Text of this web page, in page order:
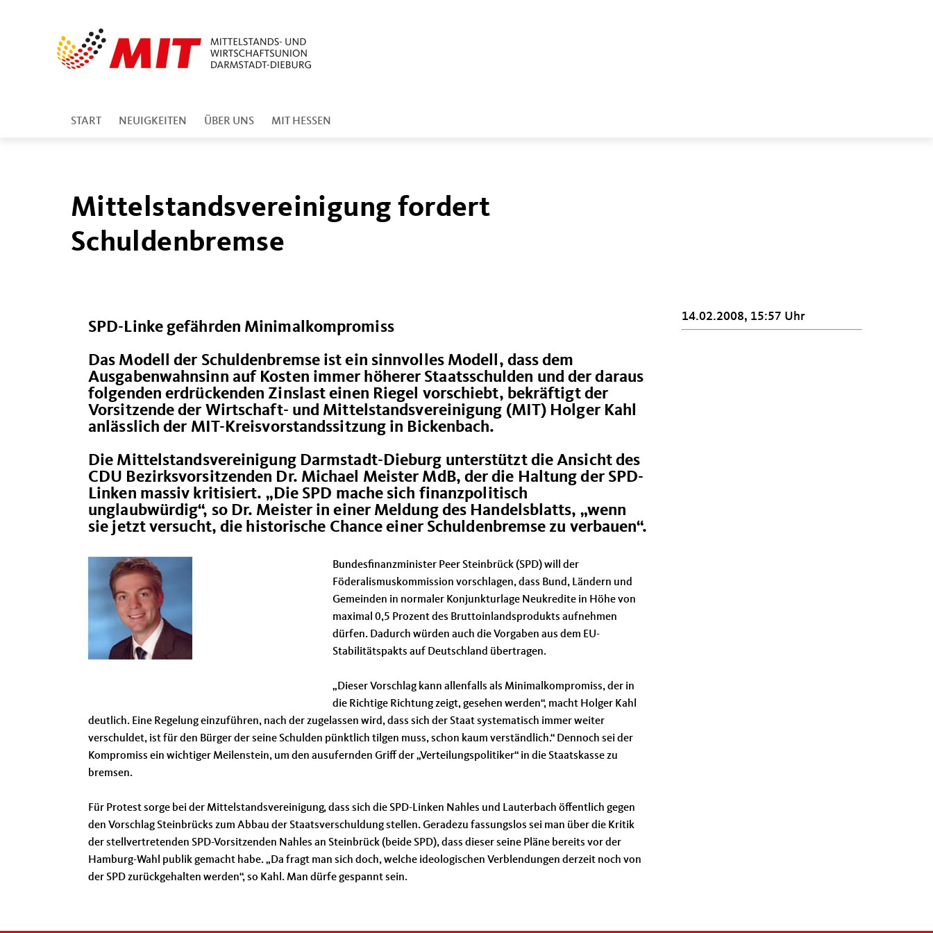
START NEUIGKEITEN ÜBER UNS MIT HESSEN
Mittelstandsvereinigung fordert
Schuldenbremse
SPD-Linke gefährden Minimalkompromiss
Das Modell der Schuldenbremse ist ein sinnvolles Modell, dass dem
Ausgabenwahnsinn auf Kosten immer höherer Staatsschulden und der daraus
folgenden erdrückenden Zinslast einen Riegel vorschiebt, bekräftigt der
Vorsitzende der Wirtschaft- und Mittelstandsvereinigung (MIT) Holger Kahl
anlässlich der MIT-Kreisvorstandssitzung in Bickenbach.
Die Mittelstandsvereinigung Darmstadt-Dieburg unterstützt die Ansicht des
CDU Bezirksvorsitzenden Dr. Michael Meister MdB, der die Haltung der SPD-
Linken massiv kritisiert. „Die SPD mache sich finanzpolitisch
unglaubwürdig“, so Dr. Meister in einer Meldung des Handelsblatts, „wenn
sie jetzt versucht, die historische Chance einer Schuldenbremse zu verbauen“.
Bundesfinanzminister Peer Steinbrück (SPD) will der
Föderalismuskommission vorschlagen, dass Bund, Ländern und
Gemeinden in normaler Konjunkturlage Neukredite in Höhe von
maximal 0,5 Prozent des Bruttoinlandsprodukts aufnehmen
dürfen. Dadurch würden auch die Vorgaben aus dem EU-
Stabilitätspakts auf Deutschland übertragen.
Dieser Vorschlag kann allenfalls als Minimalkompromiss, der in
die Richtige Richtung zeigt, gesehen werden“, macht Holger Kahl
deutlich. Eine Regelung einzuführen, nach der zugelassen wird, dass sich der Staat systematisch immer weiter
verschuldet, ist für den Bürger der seine Schulden pünktlich tilgen muss, schon kaum verständlich.“ Dennoch sei der
Kompromiss ein wichtiger Meilenstein, um den ausufernden Griff der „Verteilungspolitiker“ in die Staatskasse zu
bremsen.
Für Protest sorge bei der Mittelstandsvereinigung, dass sich die SPD-Linken Nahles und Lauterbach öffentlich gegen
den Vorschlag Steinbrücks zum Abbau der Staatsverschuldung stellen. Geradezu fassungslos sei man über die Kritik
der stellvertretenden SPD-Vorsitzenden Nahles an Steinbrück (beide SPD), dass dieser seine Pläne bereits vor der
Hamburg-Wahl publik gemacht habe. „Da fragt man sich doch, welche ideologischen Verblendungen derzeit noch von
der SPD zurückgehalten werden“, so Kahl. Man dürfe gespannt sein.
14.02.2008, 15:57 Uhr